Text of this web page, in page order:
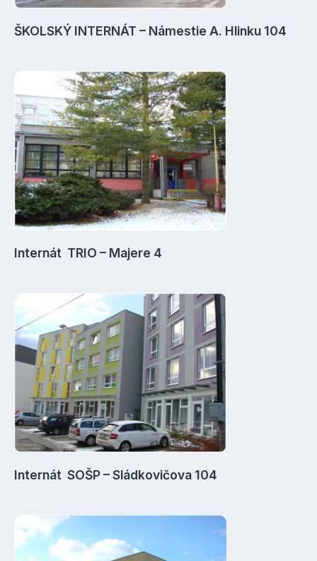
ŠKOLSKÝ INTERNÁT – Námestie A. Hlinku 104
Internát TRIO – Majere 4
Internát SOŠP – Sládkovičova 104